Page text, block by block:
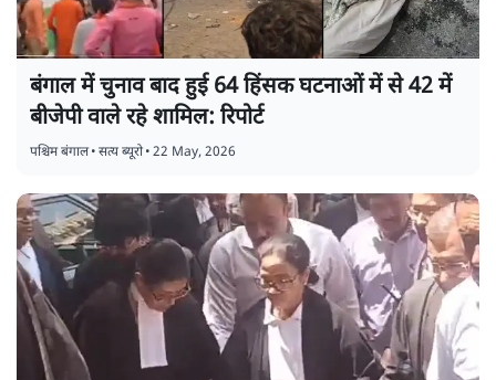
बंगाल में चुनाव बाद हुई 64 हिंसक घटनाओं में से 42 में
बीजेपी वाले रहे शामिल: रिपोर्ट
पश्चिम बंगाल•सत्य ब्यूरो•22 May, 2026